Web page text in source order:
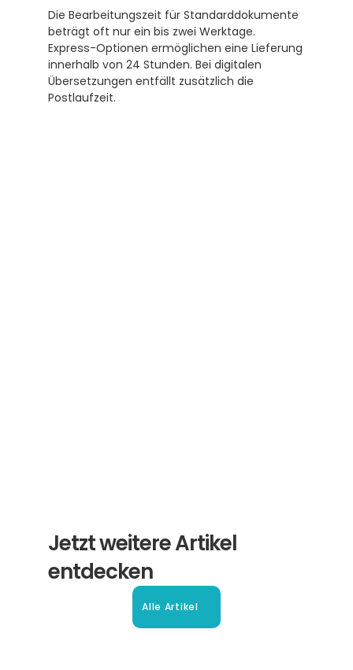
Die Bearbeitungszeit für Standarddokumente
beträgt oft nur ein bis zwei Werktage.
Express-Optionen ermöglichen eine Lieferung
innerhalb von 24 Stunden. Bei digitalen
Übersetzungen entfällt zusätzlich die
Postlaufzeit.
Jetzt weitere Artikel
entdecken
Alle Artikel